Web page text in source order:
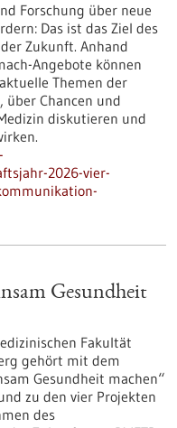
Forschung über neue
Das ist das Ziel des
Zukunft. Anhand
Angebote können
Themen der
Chancen und
diskutieren und
2026-vier-
Gesundheit
Fakultät
gehört mit dem
Gesundheit machen“
zu den vier Projekten
des